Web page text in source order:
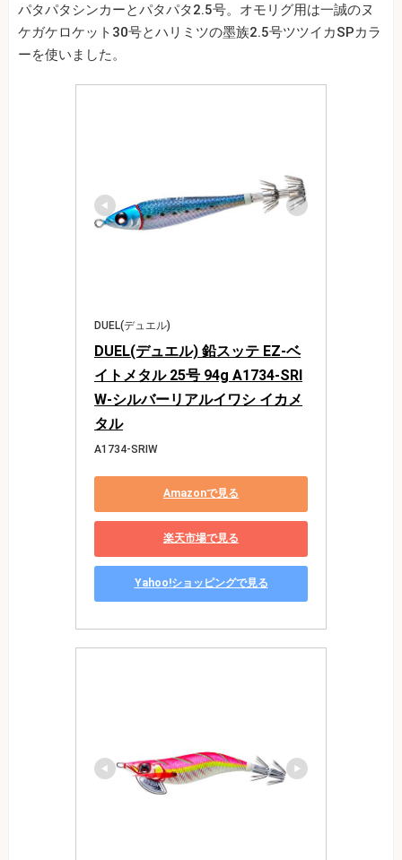
パタパタシンカーとパタパタ2.5号。オモリグ用は一誠のヌ
ケガケロケット30号とハリミツの墨族2.5号ツツイカSPカラ
ーを使いました。
DUEL(デュエル)
DUEL(デュエル) 鉛スッテ EZ-ベ
イトメタル 25号 94g A1734-SRI
W-シルバーリアルイワシ イカメ
タル
A1734-SRIW
Amazonで見る
楽天市場で見る
Yahoo!ショッピングで見る